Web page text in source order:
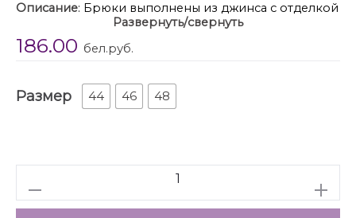
Описание: Брюки выполнены из джинса с отделкой
из гипюра. Брюки прямого покроя, длиной в пол,
на притачном поясе. Верхняя часть брюк
застежка на молнию. На задних частях кокетки и
накладные карманы. Пояс застегивается на
Гарантийный срок не установлен
Развернуть/свернуть
186.00 бел.руб.
Размер 44 46 48